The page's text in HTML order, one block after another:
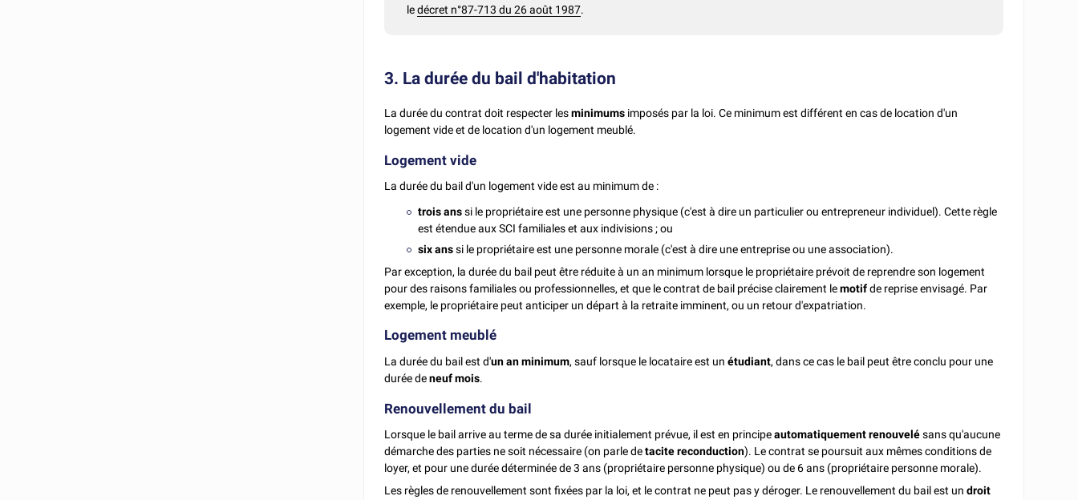
ledécret n°87-713 du 26 août 1987.
3. La durée du bail d'habitation
La durée du contrat doit respecter lesminimums imposés par la loi. Ce minimum est différent en cas de location d'un
logement vide et de location d'un logement meublé.
Logement vide
La durée du bail d'un logement vide est au minimum de :
trois anssi le propriétaire est une personne physique (c'est à dire un particulier ou entrepreneur individuel). Cette règle
est étendue aux SCI familiales et aux indivisions ; ou
six anssi le propriétaire est une personne morale (c'est à dire une entreprise ou une association).
Par exception, la durée du bail peut être réduite à un an minimum lorsque le propriétaire prévoit de reprendre son logement
pour des raisons familiales ou professionnelles, et que le contrat de bail précise clairement lemotifde reprise envisagé. Par
exemple, le propriétaire peut anticiper un départ à la retraite imminent, ou un retour d'expatriation.
Logement meublé
La durée du bail est d'un an minimum, sauf lorsque le locataire est unétudiant, dans ce cas le bail peut être conclu pour une
durée deneuf mois.
Renouvellement du bail
Lorsque le bail arrive au terme de sa durée initialement prévue, il est en principeautomatiquement renouvelésans qu'aucune
démarche des parties ne soit nécessaire (on parle detacite reconduction). Le contrat se poursuit aux mêmes conditions de
loyer, et pour une durée déterminée de 3 ans (propriétaire personne physique) ou de 6 ans (propriétaire personne morale).
Les règles de renouvellement sont fixées par la loi, et le contrat ne peut pas y déroger. Le renouvellement du bail est un droit